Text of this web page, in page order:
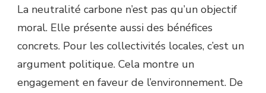
La neutralité carbone n’est pas qu’un objectif
moral. Elle présente aussi des bénéfices
concrets. Pour les collectivités locales, c’est un
argument politique. Cela montre un
engagement en faveur de l’environnement. De